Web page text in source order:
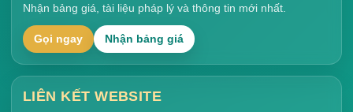
Nhận bảng giá, tài liệu pháp lý và thông tin mới nhất.
Gọi ngay Nhận bảng giá
LIÊN KẾT WEBSITE